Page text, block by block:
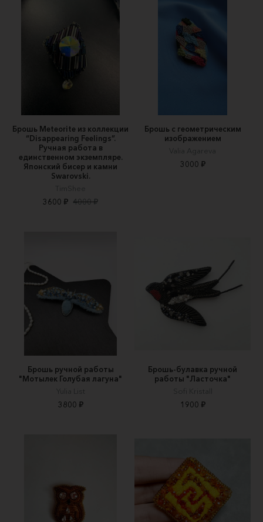
Брошь Meteorite из коллекции
“Disappearing Feelings”.
Ручная работа в
единственном экземпляре.
Японский бисер и камни
Swarovski.
TimShee
3600 ₽ 4000 ₽
Брошь с геометрическим
изображением
Valia Agareva
3000 ₽
Брошь ручной работы
"Мотылек Голубая лагуна"
Yulia List
3800 ₽
Брошь-булавка ручной
работы "Ласточка"
Sofi Kristall
1900 ₽